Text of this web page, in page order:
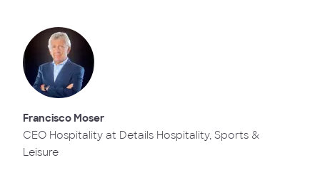
Francisco Moser
CEO Hospitality at Details Hospitality, Sports &
Leisure